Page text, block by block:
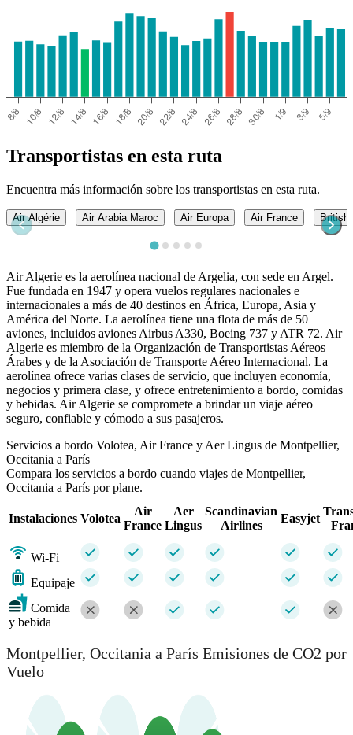
Transportistas en esta ruta
Encuentra más información sobre los transportistas en esta ruta.
Air Algérie Air Arabia Maroc Air Europa Air France British
Air Algerie es la aerolínea nacional de Argelia, con sede en Argel.
Fue fundada en 1947 y opera vuelos regulares nacionales e
internacionales a más de 40 destinos en África, Europa, Asia y
América del Norte. La aerolínea tiene una flota de más de 50
aviones, incluidos aviones Airbus A330, Boeing 737 y ATR 72. Air
Algerie es miembro de la Organización de Transportistas Aéreos
Árabes y de la Asociación de Transporte Aéreo Internacional. La
aerolínea ofrece varias clases de servicio, que incluyen economía,
negocios y primera clase, y ofrece entretenimiento a bordo, comidas
y bebidas. Air Algerie se compromete a brindar un viaje aéreo
seguro, confiable y cómodo a sus pasajeros.
Servicios a bordo Volotea, Air France y Aer Lingus de Montpellier,
Occitania a París
Compara los servicios a bordo cuando viajes de Montpellier,
Occitania a París por plane.
Instalaciones Volotea
Air
France
Aer
Lingus
Scandinavian
Airlines
Easyjet
Wi-Fi
Equipaje
Comida
y bebida
Montpellier, Occitania a París Emisiones de CO2 por
Vuelo